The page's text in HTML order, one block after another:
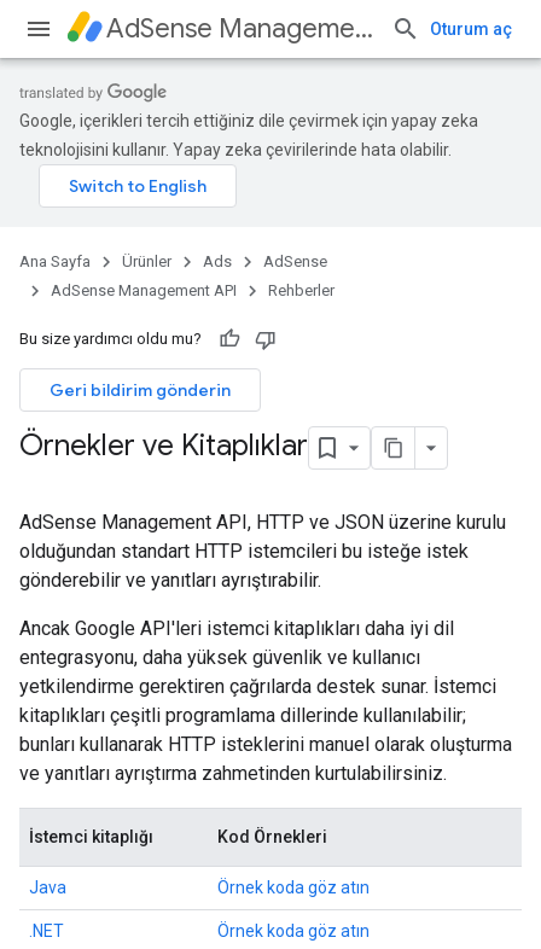
AdSense Management API Oturum aç
Google, içerikleri tercih ettiğiniz dile çevirmek için yapay zeka
teknolojisini kullanır. Yapay zeka çevirilerinde hata olabilir.
Ana Sayfa Ürünler Ads
AdSense
AdSense Management API
Rehberler
Bu size yardımcı oldu mu?
Geri bildirim gönderin
Örnekler ve Kitaplıklar
AdSense Management API, HTTP ve JSON üzerine kurulu
olduğundan standart HTTP istemcileri bu isteğe istek
gönderebilir ve yanıtları ayrıştırabilir.
Ancak Google API'leri istemci kitaplıkları daha iyi dil
entegrasyonu, daha yüksek güvenlik ve kullanıcı
yetkilendirme gerektiren çağrılarda destek sunar. İstemci
kitaplıkları çeşitli programlama dillerinde kullanılabilir;
bunları kullanarak HTTP isteklerini manuel olarak oluşturma
ve yanıtları ayrıştırma zahmetinden kurtulabilirsiniz.
İstemci kitaplığı Kod Örnekleri
Java Örnek koda göz atın
.NET Örnek koda göz atın